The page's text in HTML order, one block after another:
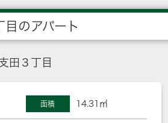
のアパート
田３丁目
面積 14.31㎡